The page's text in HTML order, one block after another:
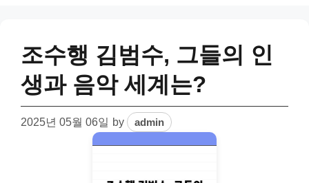
조수행 김범수, 그들의 인
생과 음악 세계는?
2025년 05월 06일 by admin